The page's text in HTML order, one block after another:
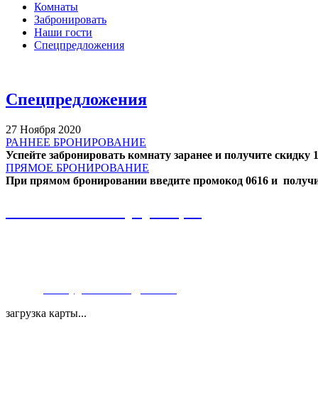
Комнаты
Забронировать
Наши гости
Спецпредложения
Спецпредложения
27 Ноября 2020
РАННЕЕ БРОНИРОВАНИЕ
Успейте забронировать комнату заранее и получите скидку
ПРЯМОЕ БРОНИРОВАНИЕ
При прямом бронировании введите промокод 0616 и
загрузка карты...